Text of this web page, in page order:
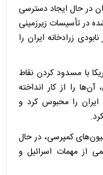
در حال ایجاد دسترسی
در تأسیسات زیرزمینی
زرادخانه ایران را
با مسدود کردن نقاط
را از کار انداخته
ایران را محبوس کرد و
کمپرسی، در حال
از مهمات اسرائیل و